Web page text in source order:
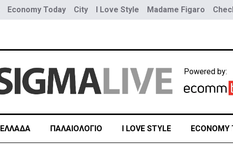
Economy Today City I Love Style Madame Figaro
Powered by:
ΕΛΛΑΔΑ ΠΑΛΑΙΟΛΟΓΙΟ I LOVE STYLE ECONOMY